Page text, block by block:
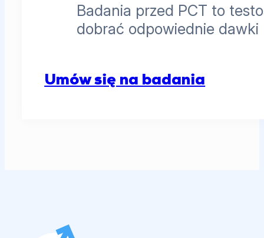
Badania przed PCT to
dobrać odpowiednie
Umów się na badania